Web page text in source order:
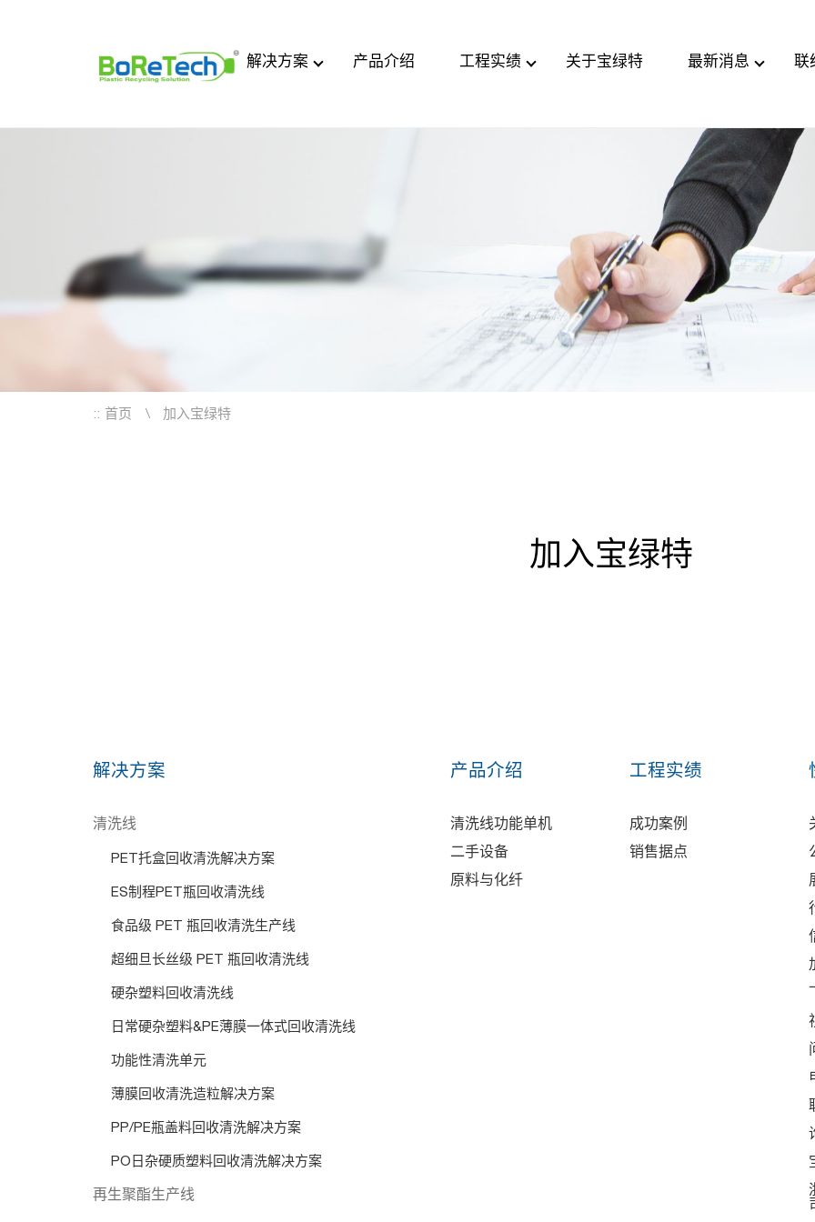
解决方案 产品介绍 工程实绩 关于宝绿特 最新消息 联
:: 首页 加入宝绿特
加入宝绿特
解决方案
清洗线
PET托盒回收清洗解决方案
ES制程PET瓶回收清洗线
食品级 PET 瓶回收清洗生产线
超细旦长丝级 PET 瓶回收清洗线
硬杂塑料回收清洗线
日常硬杂塑料&PE薄膜一体式回收清洗线
功能性清洗单元
薄膜回收清洗造粒解决方案
PP/PE瓶盖料回收清洗解决方案
PO日杂硬质塑料回收清洗解决方案
再生聚酯生产线
产品介绍
清洗线功能单机
二手设备
原料与化纤
工程实绩
成功案例
销售据点